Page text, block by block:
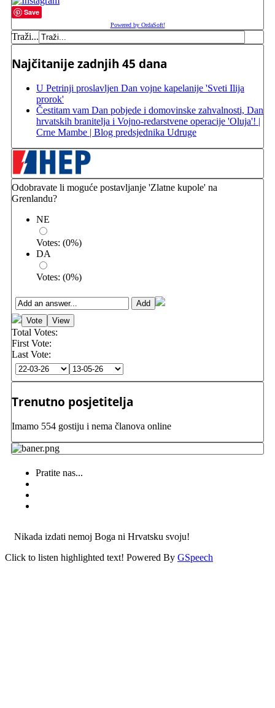
Save
Powered by OrdaSoft!
Traži...
Najčitanije zadnjih 45 dana
U Petrinji proslavljen Dan vojne kapelanije 'Sveti Ilija
prorok'
Čestitam vam Dan pobjede i domovinske zahvalnosti, Dan
hrvatskih branitelja i Vojno-redarstvene operacije 'Oluja'! |
Crne Mambe | Blog predsjednika Udruge
Odobravate li moguće postavljanje 'Zlatne kupole' na
Grenlandu?
NE
Votes: (0%)
DA
Votes: (0%)
Total Votes:
First Vote:
Last Vote:
Trenutno posjetitelja
Imamo 554 gostiju i nema članova online
Pratite nas...
Nikada izdati nemoj Boga ni Hrvatsku svoju!
Click to listen highlighted text! Powered By GSpeech